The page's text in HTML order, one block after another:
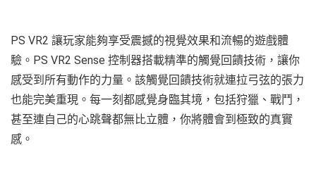
PS VR2 讓玩家能夠享受震撼的視覺效果和流暢的遊戲體
驗。PS VR2 Sense 控制器搭載精準的觸覺回饋技術，讓你
感受到所有動作的力量。該觸覺回饋技術就連拉弓弦的張力
也能完美重現。每一刻都感覺身臨其境，包括狩獵、戰鬥，
甚至連自己的心跳聲都無比立體，你將體會到極致的真實
感。